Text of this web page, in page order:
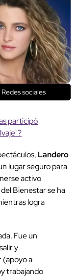
sociales
participó
Landero
lugar seguro para
activo
Bienestar se ha
logra
Fue un
y
(apoyo a
trabajando